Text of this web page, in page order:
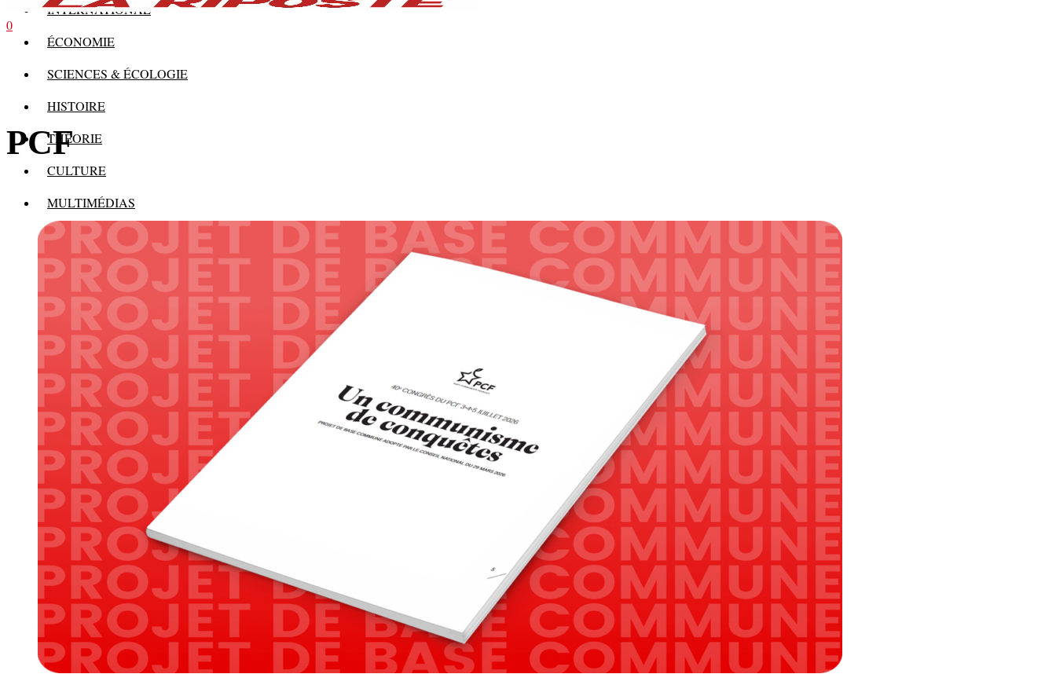
INTERNATIONAL
ÉCONOMIE
SCIENCES & ÉCOLOGIE
HISTOIRE
THÉORIE
CULTURE
MULTIMÉDIAS
0
PCF